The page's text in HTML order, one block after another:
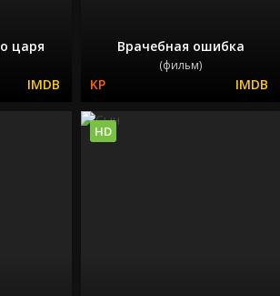
царя Врачебная ошибка
(фильм)
HD